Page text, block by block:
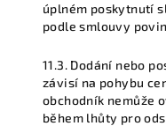
úplném poskytnutí
podle smlouvy
11.3. Dodání nebo
závisí na pohybu
obchodník nemůže
během lhůty pro